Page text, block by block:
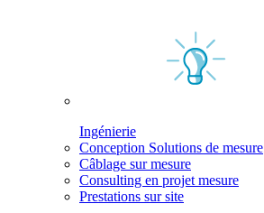
Ingénierie
Conception Solutions de mesure
Câblage sur mesure
Consulting en projet mesure
Prestations sur site